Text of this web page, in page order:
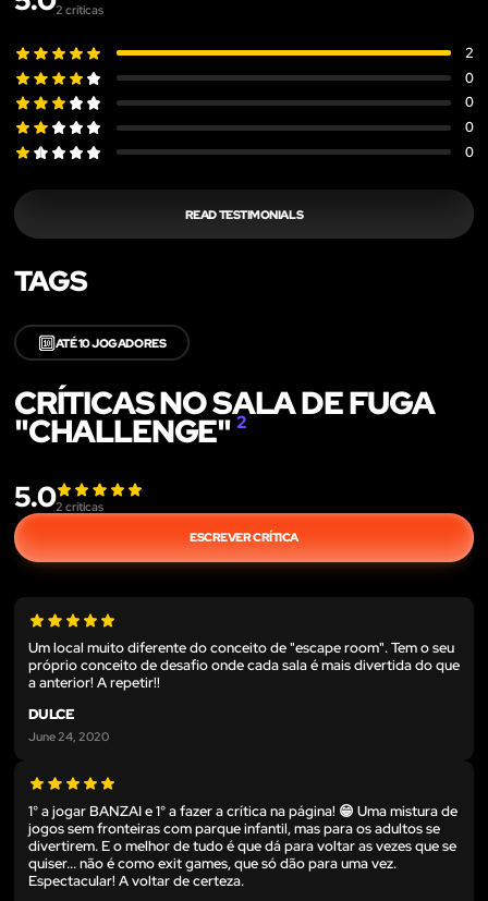
2 críticas
2
0
0
0
0
READ TESTIMONIALS
TAGS
🔟ATÉ 10 JOGADORES
CRÍTICAS NO SALA DE FUGA
"CHALLENGE" 2
5.02 críticas
ESCREVER CRÍTICA
Um local muito diferente do conceito de "escape room". Tem o seu
próprio conceito de desafio onde cada sala é mais divertida do que
a anterior! A repetir!!
DULCE
June 24, 2020
1° a jogar BANZAI e 1° a fazer a crítica na página! 😁 Uma mistura de
jogos sem fronteiras com parque infantil, mas para os adultos se
divertirem. E o melhor de tudo é que dá para voltar as vezes que se
quiser... não é como exit games, que só dão para uma vez.
Espectacular! A voltar de certeza.